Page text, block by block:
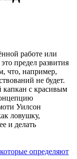
работе или
предел развития
что, например,
не будет.
капкан с красивым
Уилсон
ловушку,
и делать
определяют